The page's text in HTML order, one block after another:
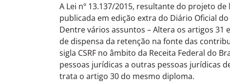
A Lei nº 13.137/2015, resultante do projeto
publicada em edição extra do Diário Oficial
Dentre vários assuntos – Altera os artigos 31
de dispensa da retenção na fonte das
sigla CSRF no âmbito da Receita Federal do
pessoas jurídicas a outras pessoas jurídicas
trata o artigo 30 do mesmo diploma.